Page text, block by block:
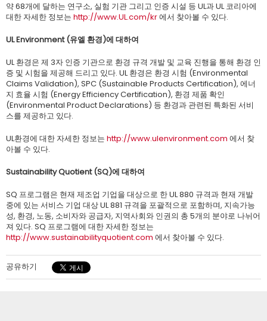
약 68개에 달하는 연구소, 실험 기관 그리고 인증 시설 등 UL과 UL 코리아에
대한 자세한 정보는 http://www.UL.com/kr에서 찾아볼 수 있다.
UL Environment (유엘 환경)에 대하여
UL 환경은 제 3자 인증 기관으로 환경 규격 개발 및 교육 진행을 통해 환경 인
증 및 시험을 제공해 드리고 있다. UL 환경은 환경 시험 (Environmental
Claims Validation), SPC (Sustainable Products Certification), 에너
지 효율 시험 (Energy Efficiency Certification), 환경 제품 확인
(Environmental Product Declarations) 등 환경과 관련된 특화된 서비
스를 제공하고 있다.
UL환경에 대한 자세한 정보는 http://www.ulenvironment.com 에서 찾
아볼 수 있다.
Sustainability Quotient (SQ)에 대하여
SQ 프로그램은 현재 제조업 기업을 대상으로 한 UL 880 규격과 현재 개발
중에 있는 서비스 기업 대상 UL 881 규격을 포괄적으로 포함하며, 지속가능
성, 환경, 노동, 소비자와 공급자, 지역사회와 인권의 총 5개의 분야로 나뉘어
져 있다. SQ 프로그램에 대한 자세한 정보는
http://www.sustainabilityquotient.com 에서 찾아볼 수 있다.
공유하기